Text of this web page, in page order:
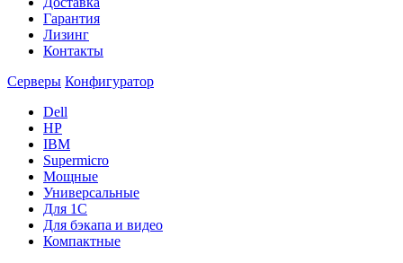
Гарантия
Лизинг
Контакты
Серверы Конфигуратор
Dell
HP
IBM
Supermicro
Мощные
Универсальные
Для 1С
Для бэкапа и видео
Компактные